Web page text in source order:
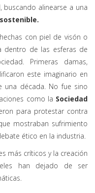
buscando alinearse a una
con piel de visón o
dentro de las esferas de
Primeras damas,
este imaginario en
una década. No fue sino
como la Sociedad
para protestar contra
mostraban sufrimiento
ético en la industria.
más críticos y la creación
han dejado de ser